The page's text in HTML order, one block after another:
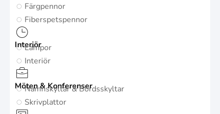
Färgpennor
Fiberspetspennor
Interiör
Lampor
Interiör
Möten & Konferenser
Namnskyltar & Bordsskyltar
Skrivplattor